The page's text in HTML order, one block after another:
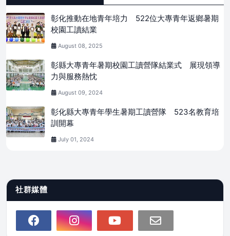
彰化推動在地青年培力 522位大專青年返鄉暑期
校園工讀結業
August 08, 2025
彰縣大專青年暑期校園工讀營隊結業式 展現領導
力與服務熱忱
August 09, 2024
彰化縣大專青年學生暑期工讀營隊 523名教育培
訓開幕
July 01, 2024
社群媒體